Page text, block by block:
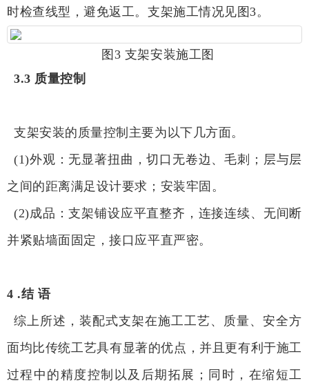
时检查线型，避免返工。支架施工情况见图3。
图3 支架安装施工图
3.3 质量控制
支架安装的质量控制主要为以下几方面。
(1)外观：无显著扭曲，切口无卷边、毛刺；层与层
之间的距离满足设计要求；安装牢固。
(2)成品：支架铺设应平直整齐，连接连续、无间断
并紧贴墙面固定，接口应平直严密。
4 .结 语
综上所述，装配式支架在施工工艺、质量、安全方
面均比传统工艺具有显著的优点，并且更有利于施工
过程中的精度控制以及后期拓展；同时，在缩短工